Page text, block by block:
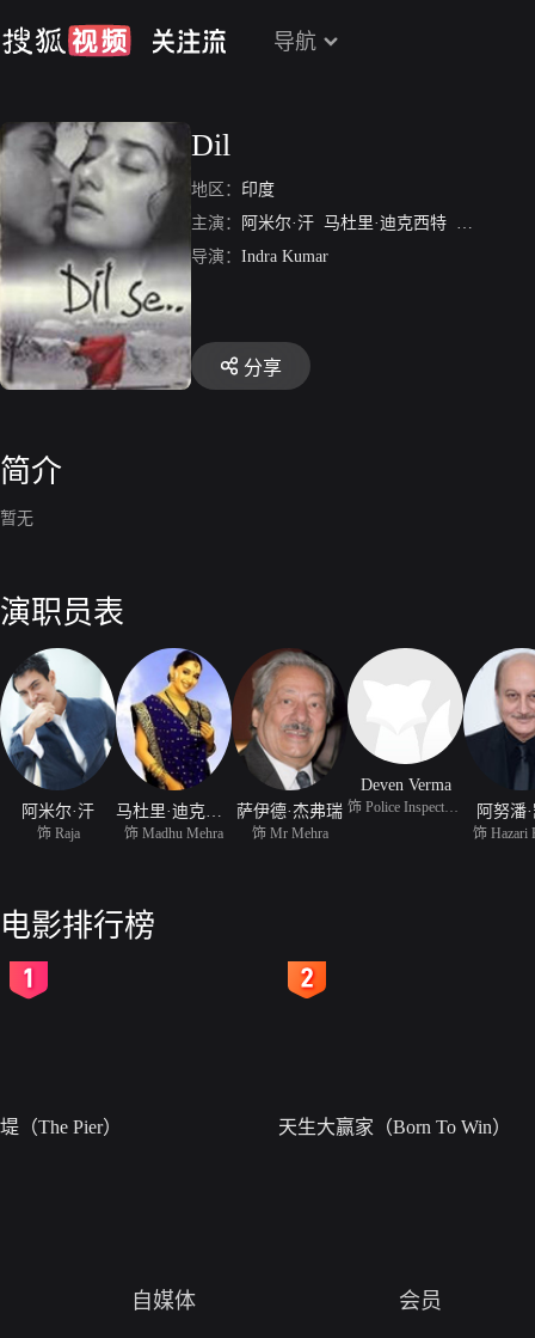
导航
Dil
地区： 印度
主演：
阿米尔·汗 马杜里·迪克西特 萨伊德·杰
导演： Indra Kumar
分享
简介
暂无
演职员表
阿米尔·汗
饰 Raja 饰 Madhu Mehra
萨伊德·杰弗瑞
饰 Mr Mehra
Deven Verma
饰 Police Inspector Gha 阿努潘
饰 Hazari
电影排行榜
堤（The Pier） 天生大赢家（Born To Win）
自媒体 会员